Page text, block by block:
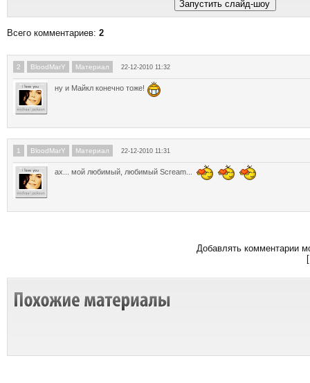
Всего комментариев: 2
2 BloodMarY Материал 22-12-2010 11:32
ну и Майкл конечно тоже!
1 BloodMarY Материал 22-12-2010 11:31
ах... мой любимый, любимый Scream...
Добавлять комментарии